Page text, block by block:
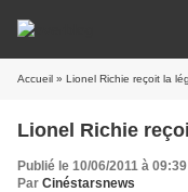
Accueil » Lionel Richie reçoit la
Lionel Richie
Publié le 10/06/2011 à 09:39
Par Cinéstarsnews